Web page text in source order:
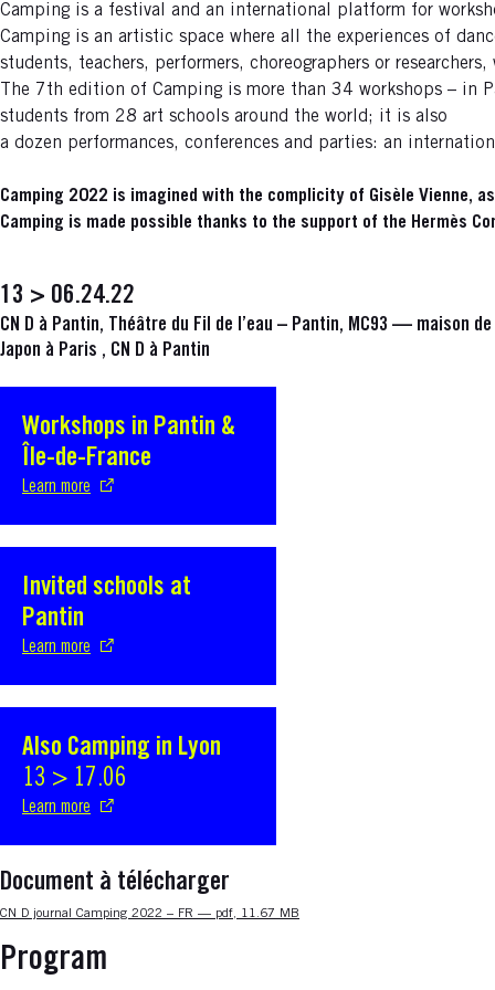
Camping is a festival and an international platform for
Camping is an artistic space where all the experiences of
students, teachers, performers, choreographers or
The 7th edition of Camping is more than 34 workshops – in
students from 28 art schools around the world; it is also
a dozen performances, conferences and parties: an
Camping 2022 is imagined with the complicity of Gisèle Vienne,
Camping is made possible thanks to the support of the Hermès
13 > 06.24.22
CN D à Pantin, Théâtre du Fil de l’eau – Pantin, MC93 — maison
Japon à Paris , CN D à Pantin
Workshops in Pantin &
Île-de-France
Learn more
S'ouvre dans une nouvelle fenêtre
Invited schools at
Pantin
Learn more
S'ouvre dans une nouvelle fenêtre
Also Camping in Lyon
13 > 17.06
Learn more
S'ouvre dans une nouvelle fenêtre
Document à télécharger
Nouvelle fenêtre
CN D journal Camping 2022 – FR — pdf, 11.67 MB
Program